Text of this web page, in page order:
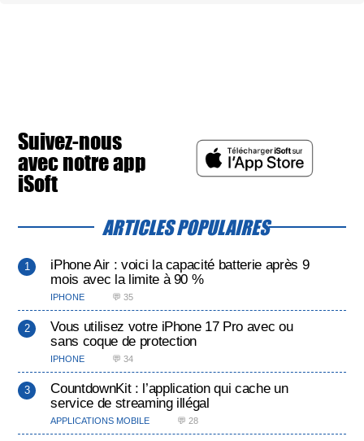
Suivez-nous
avec notre app
iSoft
ARTICLES POPULAIRES
iPhone Air : voici la capacité batterie après 9
mois avec la limite à 90 %
IPHONE 💬 35
Vous utilisez votre iPhone 17 Pro avec ou
sans coque de protection
IPHONE 💬 34
CountdownKit : l’application qui cache un
service de streaming illégal
APPLICATIONS MOBILE 💬 28